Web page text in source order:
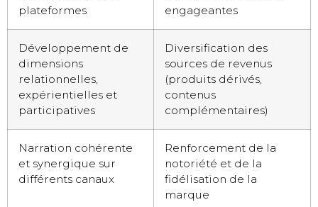
plateformes
engageantes
Développement de
dimensions
relationnelles,
expérientielles et
participatives
Diversification des
sources de revenus
(produits dérivés,
contenus
complémentaires)
Narration cohérente
et synergique sur
différents canaux
Renforcement de la
notoriété et de la
fidélisation de la
marque